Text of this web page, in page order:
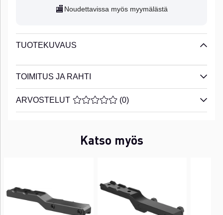
🏬 Noudettavissa myös myymälästä
TUOTEKUVAUS
TOIMITUS JA RAHTI
ARVOSTELUT KESKIARVOLUOKITUS 0 / 5
(0)
Katso myös